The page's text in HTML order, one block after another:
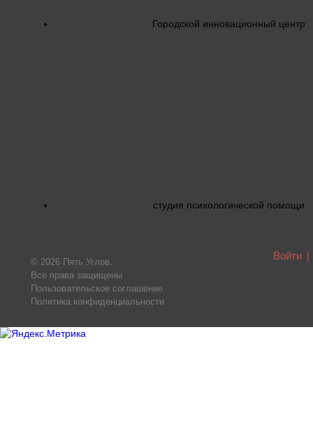
Городской инновационный центр
студия психологической помощи
© 2026 Пять Углов.
Все права защищены
Пользовательское соглашение
Политика конфиденциальности
Войти